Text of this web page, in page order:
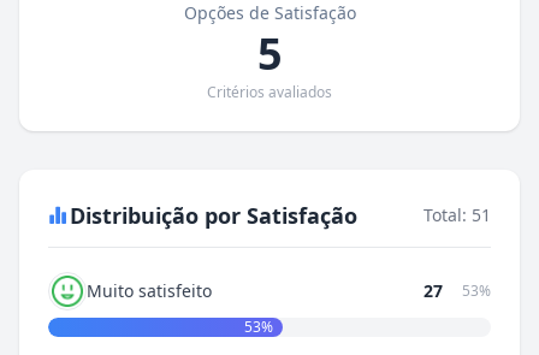
Opções de Satisfação
5
Critérios avaliados
Distribuição por Satisfação Total: 51
Muito satisfeito 27
53%
53%